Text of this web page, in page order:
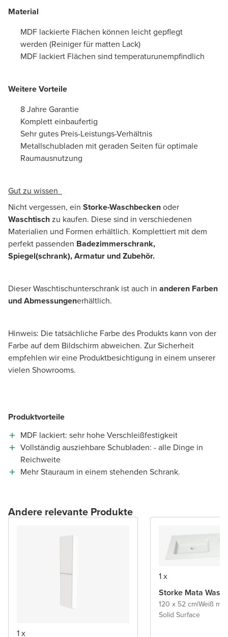
Material
MDF lackierte Flächen können leicht gepflegt
werden (Reiniger für matten Lack)
MDF lackiert Flächen sind temperaturunempfindlich
Weitere Vorteile
8 Jahre Garantie
Komplett einbaufertig
Sehr gutes Preis-Leistungs-Verhältnis
Metallschubladen mit geraden Seiten für optimale
Raumausnutzung
Gut zu wissen
Nicht vergessen, ein Storke-Waschbeckenoder
Waschtischzu kaufen. Diese sind in verschiedenen
Materialien und Formen erhältlich. Komplettiert mit dem
perfekt passenden Badezimmerschrank,
Spiegel(schrank), Armatur und Zubehör.
Dieser Waschtischunterschrank ist auch in anderen Farben
und Abmessungenerhältlich.
Hinweis: Die tatsächliche Farbe des Produkts kann von der
Farbe auf dem Bildschirm abweichen. Zur Sicherheit
empfehlen wir eine Produktbesichtigung in einem unserer
vielen Showrooms.
Produktvorteile
MDF lackiert: sehr hohe Verschleißfestigkeit
Vollständig ausziehbare Schubladen: - alle Dinge in
Reichweite
Mehr Stauraum in einem stehenden Schrank.
Andere relevante Produkte
1 x
1 x
Storke Mata
120 x 52 cm|Weiß
Solid Surface